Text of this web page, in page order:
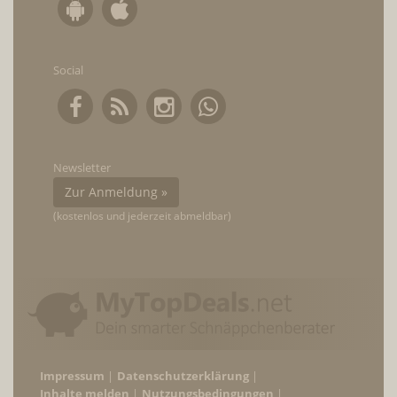
Social
Newsletter
Zur Anmeldung »
(kostenlos und jederzeit abmeldbar)
Impressum
Datenschutzerklärung
Inhalte melden
Nutzungsbedingungen